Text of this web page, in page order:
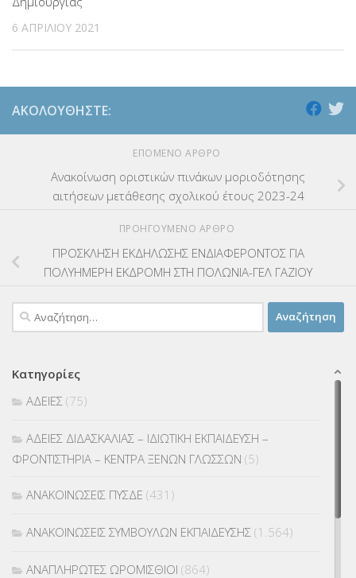
6 ΑΠΡΙΛΊΟΥ 2021
ΑΚΟΛΟΥΘΉΣΤΕ:
ΕΠΌΜΕΝΟ ΆΡΘΡΟ
Ανακοίνωση οριστικών πινάκων μοριοδότησης
αιτήσεων μετάθεσης σχολικού έτους 2023-24
ΠΡΟΗΓΟΎΜΕΝΟ ΆΡΘΡΟ
ΠΡΟΣΚΛΗΣΗ ΕΚΔΗΛΩΣΗΣ ΕΝΔΙΑΦΕΡΟΝΤΟΣ ΓΙΑ
ΠΟΛΥΗΜΕΡΗ ΕΚΔΡΟΜΗ ΣΤΗ ΠΟΛΩΝΙΑ-ΓΕΛ ΓΑΖΙΟΥ
Αναζήτηση
για:
Κατηγορίες
ΑΔΕΙΕΣ (75)
ΑΔΕΙΕΣ ΔΙΔΑΣΚΑΛΙΑΣ – ΙΔΙΩΤΙΚΗ ΕΚΠΑΙΔΕΥΣΗ –
ΦΡΟΝΤΙΣΤΗΡΙΑ – ΚΕΝΤΡΑ ΞΕΝΩΝ ΓΛΩΣΣΩΝ (5)
ΑΝΑΚΟΙΝΩΣΕΙΣ ΠΥΣΔΕ (431)
ΑΝΑΚΟΙΝΩΣΕΙΣ ΣΥΜΒΟΥΛΩΝ ΕΚΠΑΙΔΕΥΣΗΣ (1.564)
ΑΝΑΠΛΗΡΩΤΕΣ ΩΡΟΜΙΣΘΙΟΙ (864)